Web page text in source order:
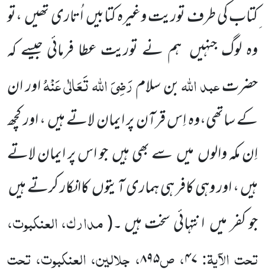
ِکتاب کی طرفتوریت وغیرہ کتابیںاُتاری تھیں،تو
وہ لوگ جنہیں ہم نے توریت عطا فرمائی جیسے کہ
حضرتعبد اللہبن سلامرَضِیَ اللہ تَعَالٰی عَنْہُاور ان
کے ساتھی،وہ اِس قرآن پر ایمان لاتے ہیں ، اور کچھ
اِن مکہ والوںمیںسے بھی ہیںجو اس پر ایمان لاتے
ہیں ، اور وہی کافر ہی ہماری آیتوںکاانکار کرتے ہیں
جو کفر میںانتہائی سخت ہیں ۔(مدارک، العنکبوت،
تحت الآیۃ:۴۷، ص۸۹۵، جلالین، العنکبوت، تحت